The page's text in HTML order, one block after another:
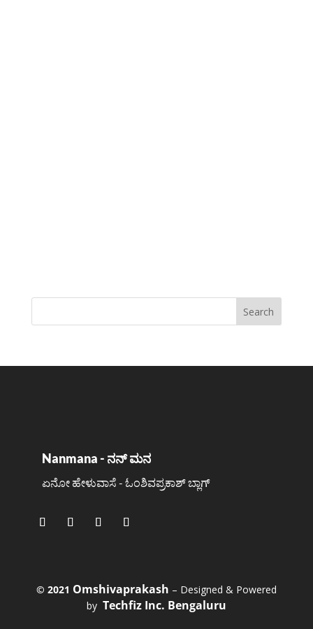
Nanmana - ನನ್ ಮನ
ಏನೋ ಹೇಳುವಾಸೆ - ಓಂಶಿವಪ್ರಕಾಶ್ ಬ್ಲಾಗ್
©️ 2021 Omshivaprakash – Designed & Powered
by Techfiz Inc. Bengaluru